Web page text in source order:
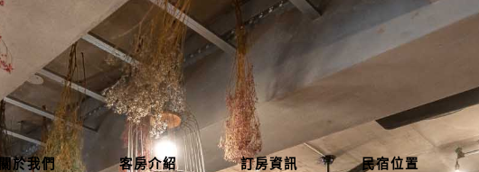
關於我們 客房介紹 訂房資訊 民宿位置